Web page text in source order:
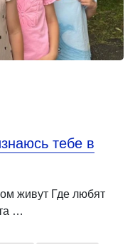
тебе в
живут Где любят
…